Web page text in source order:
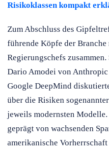
Risikoklassen kompakt
Zum Abschluss des
führende Köpfe der Branche
Regierungschefs
Dario Amodei von
Google DeepMind
über die Risiken
jeweils modernsten Modelle.
geprägt von wachsenden
amerikanische